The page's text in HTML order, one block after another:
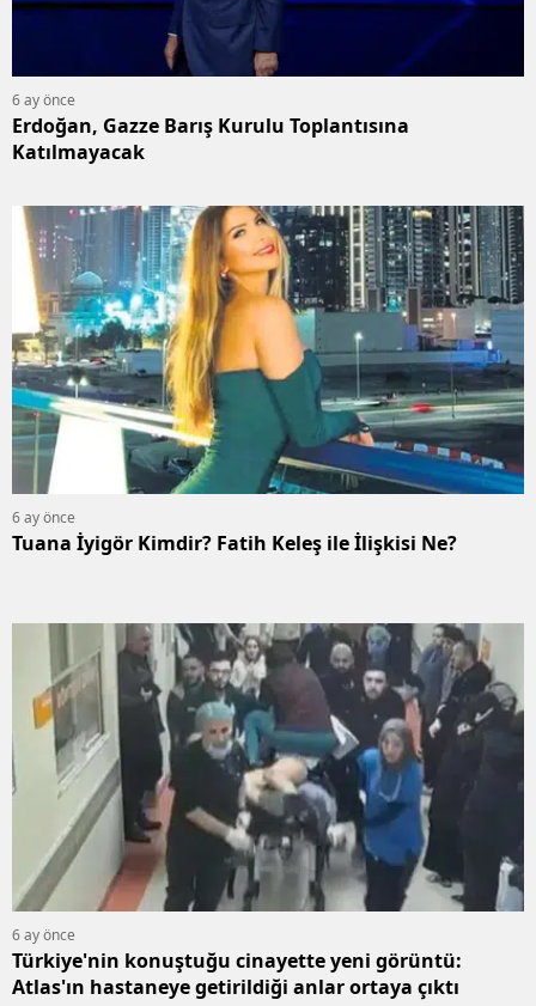
6 ay önce
Erdoğan, Gazze Barış Kurulu Toplantısına
Katılmayacak
6 ay önce
Tuana İyigör Kimdir? Fatih Keleş ile İlişkisi Ne?
6 ay önce
Türkiye'nin konuştuğu cinayette yeni görüntü:
Atlas'ın hastaneye getirildiği anlar ortaya çıktı